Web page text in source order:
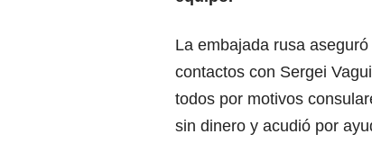
La embajada rusa
contactos con Sergei
todos por motivos
sin dinero y acudió por